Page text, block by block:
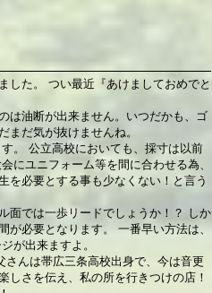
した。 つい最近『あけましておめでと
は油断が出来ません。いつだかも、ゴ
まだ気が抜けませんね。
。 公立高校においても、採寸は以前
にユニフォーム等を間に合わせる為、
を必要とする事も少なくない！と言う
面では一歩リードでしょうか！？ しか
必要となります。 一番早い方法は、
が出来ますよ。
んは帯広三条高校出身で、今は音更
しさを伝え、私の所を行きつけの店！